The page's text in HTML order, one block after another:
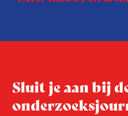
Sluit je aan bij